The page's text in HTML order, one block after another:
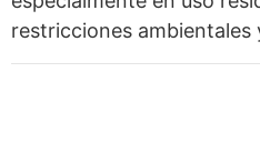
restricciones